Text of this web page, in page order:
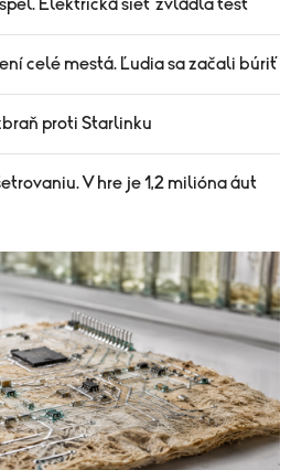
Elektrická sieť zvládla test
celé mestá. Ľudia sa začali búriť
proti Starlinku
V hre je 1,2 milióna áut